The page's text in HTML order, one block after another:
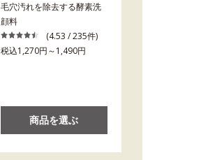
毛穴汚れを除去する酵素洗
顔料
(4.53 / 235件)
税込1,270円～1,490円
商品を選ぶ